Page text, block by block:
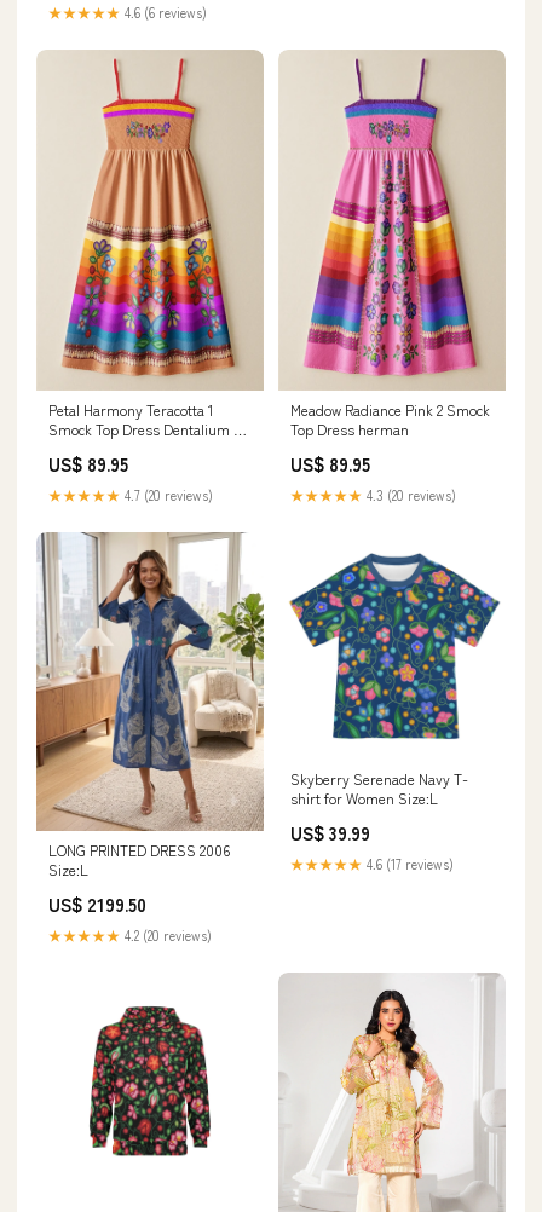
★★★★★ 4.6 (6 reviews)
Petal Harmony Teracotta 1
Smock Top Dress Dentalium on
US$ 89.95
★★★★★ 4.7 (20 reviews)
Meadow Radiance Pink 2 Smock
Top Dress herman
US$ 89.95
★★★★★ 4.3 (20 reviews)
LONG PRINTED DRESS 2006
Size:L
US$ 2199.50
★★★★★ 4.2 (20 reviews)
Skyberry Serenade Navy T-
shirt for Women Size:L
US$ 39.99
★★★★★ 4.6 (17 reviews)